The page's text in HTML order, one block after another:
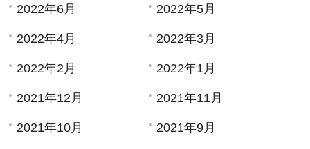
2022年6月 2022年5月
2022年4月 2022年3月
2022年2月 2022年1月
2021年12月 2021年11月
2021年10月 2021年9月